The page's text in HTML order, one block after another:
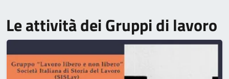
Le attività dei Gruppi di lavoro